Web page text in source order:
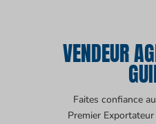
VENDEUR
Faites confiance
Premier